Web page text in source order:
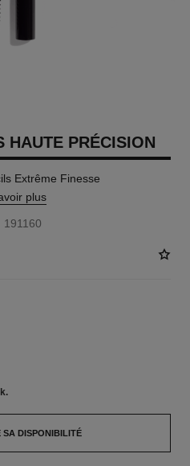
HAUTE PRÉCISION
Extrême Finesse
plus
191160
SA DISPONIBILITÉ